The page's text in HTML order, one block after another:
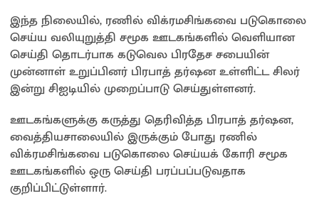
இந்த நிலையில், ரணில் விக்ரமசிங்கவை படுகொலை
செய்ய வலியுறுத்தி சமூக ஊடகங்களில் வெளியான
செய்தி தொடர்பாக கடுவெல பிரதேச சபையின்
முன்னாள் உறுப்பினர் பிரபாத் தர்ஷன உள்ளிட்ட சிலர்
இன்று சிஐடியில் முறைப்பாடு செய்துள்ளனர்.
ஊடகங்களுக்கு கருத்து தெரிவித்த பிரபாத் தர்ஷன,
வைத்தியசாலையில் இருக்கும் போது ரணில்
விக்ரமசிங்கவை படுகொலை செய்யக் கோரி சமூக
ஊடகங்களில் ஒரு செய்தி பரப்பப்படுவதாக
குறிப்பிட்டுள்ளார்.